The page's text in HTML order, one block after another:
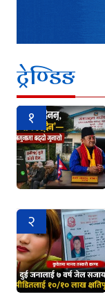
ट्रेण्डिङ
१
२